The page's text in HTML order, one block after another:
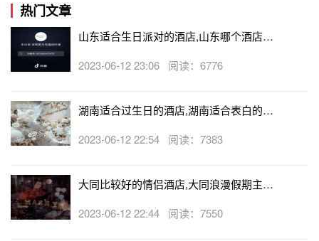
热门文章
山东适合生日派对的酒店,山东哪个酒店有
2023-06-12 23:06 阅读：6776
湖南适合过生日的酒店,湖南适合表白的酒
2023-06-12 22:54 阅读：7383
大同比较好的情侣酒店,大同浪漫假期主题
2023-06-12 22:44 阅读：7550